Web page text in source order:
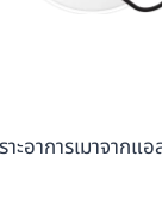
าะอาการเมาจา